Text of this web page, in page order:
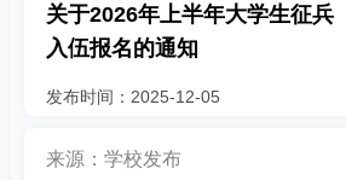
关于2026年上半年大学生征兵
入伍报名的通知
发布时间：2025-12-05
来源：学校发布